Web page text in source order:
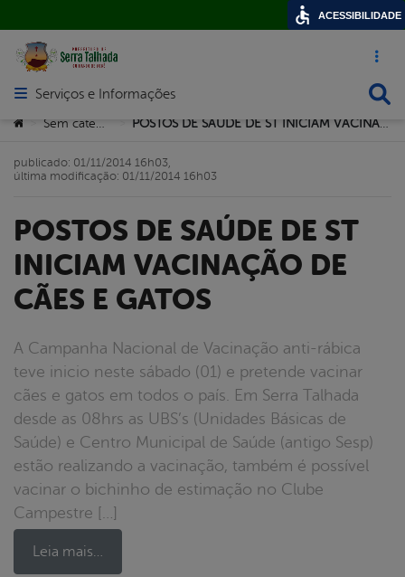
Acesso
Abrir menu principal de navegação
Serviços e Informações
Você está aqui:
> >
POSTOS DE SAÚDE DE ST
INICIAM VACINAÇÃO DE
CÃES E GATOS
A Campanha Nacional de Vacinação anti-rábica
teve inicio neste sábado (01) e pretende vacinar
cães e gatos em todos o país. Em Serra Talhada
desde as 08hrs as UBS’s (Unidades Básicas de
Saúde) e Centro Municipal de Saúde (antigo Sesp)
estão realizando a vacinação, também é possível
vacinar o bichinho de estimação no Clube
Campestre […]
Leia mais…
publicado: 01/11/2014 16h03,
última modificação: 01/11/2014 16h03
ACESSIBILIDADE